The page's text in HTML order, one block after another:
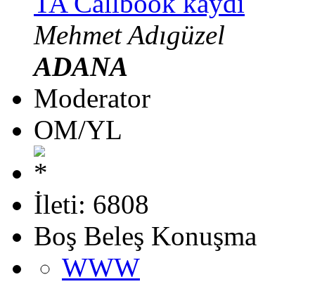
Mehmet Adıgüzel
ADANA
Moderator
OM/YL
İleti: 6808
Boş Beleş Konuşma
WWW